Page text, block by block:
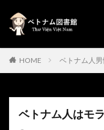
HOME ベトナム人男
ベトナム人はモ